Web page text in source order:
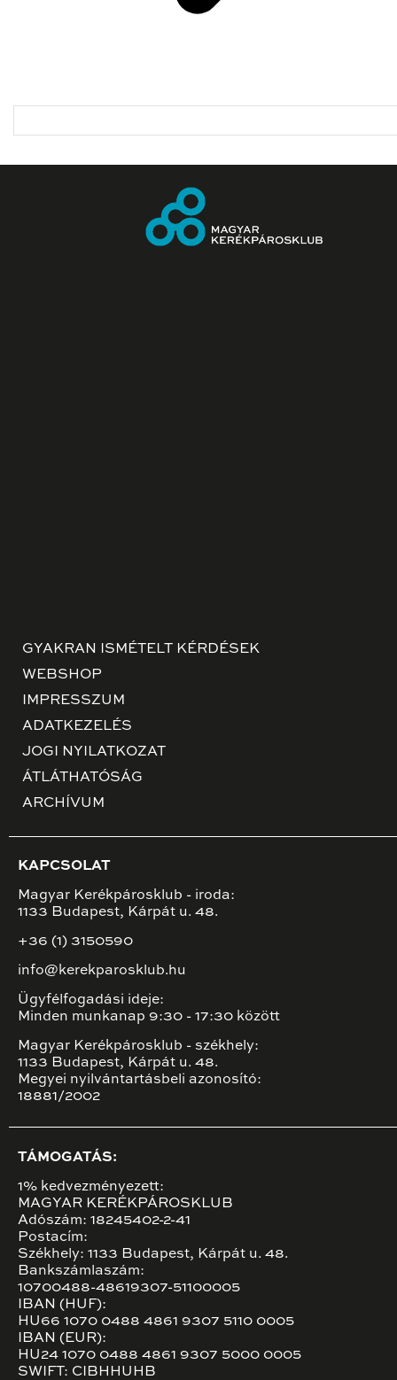
GYAKRAN ISMÉTELT KÉRDÉSEK
WEBSHOP
IMPRESSZUM
ADATKEZELÉS
JOGI NYILATKOZAT
ÁTLÁTHATÓSÁG
ARCHÍVUM
KAPCSOLAT
Magyar Kerékpárosklub - iroda:
1133 Budapest, Kárpát u. 48.
+36 (1) 3150590
info@kerekparosklub.hu
Ügyfélfogadási ideje:
Minden munkanap 9:30 - 17:30 között
Magyar Kerékpárosklub - székhely:
1133 Budapest, Kárpát u. 48.
Megyei nyilvántartásbeli azonosító:
18881/2002
TÁMOGATÁS:
1% kedvezményezett:
MAGYAR KERÉKPÁROSKLUB
Adószám: 18245402-2-41
Postacím:
Székhely: 1133 Budapest, Kárpát u. 48.
Bankszámlaszám:
10700488-48619307-51100005
IBAN (HUF):
HU66 1070 0488 4861 9307 5110 0005
IBAN (EUR):
HU24 1070 0488 4861 9307 5000 0005
SWIFT: CIBHHUHB